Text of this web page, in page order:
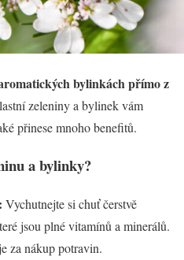
bylinkách přímo z
zeleniny a bylinek vám
přinese mnoho benefitů.
a bylinky?
Vychutnejte si chuť čerstvě
jsou plné vitamínů a minerálů.
za nákup potravin.